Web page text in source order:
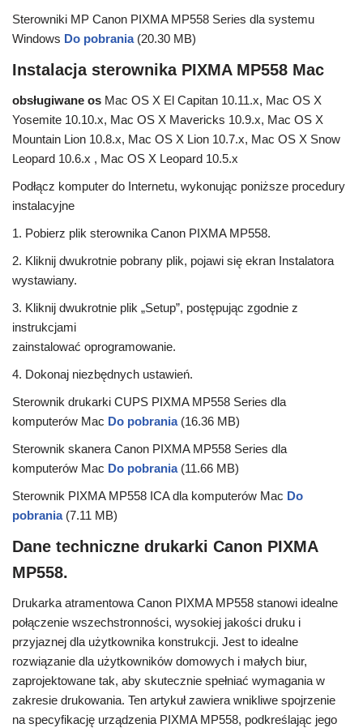
Sterowniki MP Canon PIXMA MP558 Series dla systemu
Windows Do pobrania (20.30 MB)
Instalacja sterownika PIXMA MP558 Mac
obsługiwane os Mac OS X El Capitan 10.11.x, Mac OS X
Yosemite 10.10.x, Mac OS X Mavericks 10.9.x, Mac OS X
Mountain Lion 10.8.x, Mac OS X Lion 10.7.x, Mac OS X Snow
Leopard 10.6.x , Mac OS X Leopard 10.5.x
Podłącz komputer do Internetu, wykonując poniższe procedury
instalacyjne
1. Pobierz plik sterownika Canon PIXMA MP558.
2. Kliknij dwukrotnie pobrany plik, pojawi się ekran Instalatora
wystawiany.
3. Kliknij dwukrotnie plik „Setup”, postępując zgodnie z
instrukcjami
zainstalować oprogramowanie.
4. Dokonaj niezbędnych ustawień.
Sterownik drukarki CUPS PIXMA MP558 Series dla
komputerów Mac Do pobrania (16.36 MB)
Sterownik skanera Canon PIXMA MP558 Series dla
komputerów Mac Do pobrania (11.66 MB)
Sterownik PIXMA MP558 ICA dla komputerów Mac Do
pobrania (7.11 MB)
Dane techniczne drukarki Canon PIXMA
MP558.
Drukarka atramentowa Canon PIXMA MP558 stanowi idealne
połączenie wszechstronności, wysokiej jakości druku i
przyjaznej dla użytkownika konstrukcji. Jest to idealne
rozwiązanie dla użytkowników domowych i małych biur,
zaprojektowane tak, aby skutecznie spełniać wymagania w
zakresie drukowania. Ten artykuł zawiera wnikliwe spojrzenie
na specyfikację urządzenia PIXMA MP558, podkreślając jego